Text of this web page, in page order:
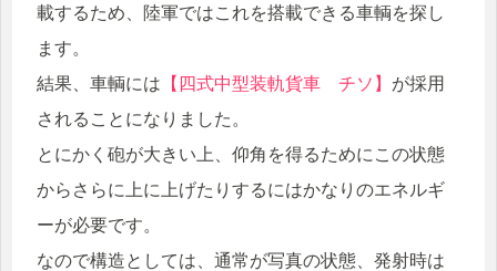
載するため、陸軍ではこれを搭載できる車輌を探し
ます。
結果、車輌には 【四式中型装軌貨車 チソ】 が採用
されることになりました。
とにかく砲が大きい上、仰角を得るためにこの状態
からさらに上に上げたりするにはかなりのエネルギ
ーが必要です。
なので構造としては、通常が写真の状態、発射時は